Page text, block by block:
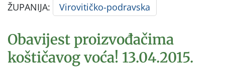
ŽUPANIJA: Virovitičko-podravska
Obavijest proizvođačima
koštičavog voća! 13.04.2015.